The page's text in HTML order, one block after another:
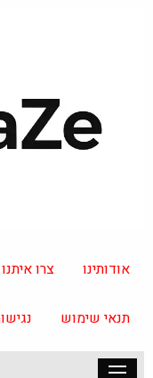
אודותינו צרו
תנאי שימוש